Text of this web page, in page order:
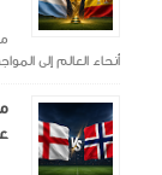
أنحاء العالم إلى